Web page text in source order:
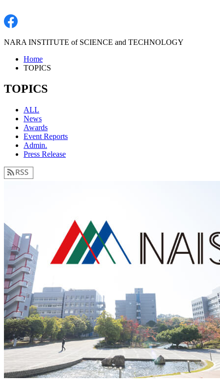
NARA INSTITUTE of SCIENCE and TECHNOLOGY
Home
TOPICS
TOPICS
ALL
News
Awards
Event Reports
Admin.
Press Release